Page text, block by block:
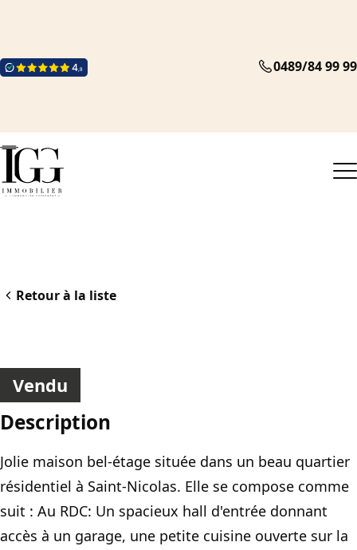
0489/84 99 99
Retour à la liste
Vendu
Description
Jolie maison bel-étage située dans un beau quartier
résidentiel à Saint-Nicolas. Elle se compose comme
suit : Au RDC: Un spacieux hall d'entrée donnant
accès à un garage, une petite cuisine ouverte sur la